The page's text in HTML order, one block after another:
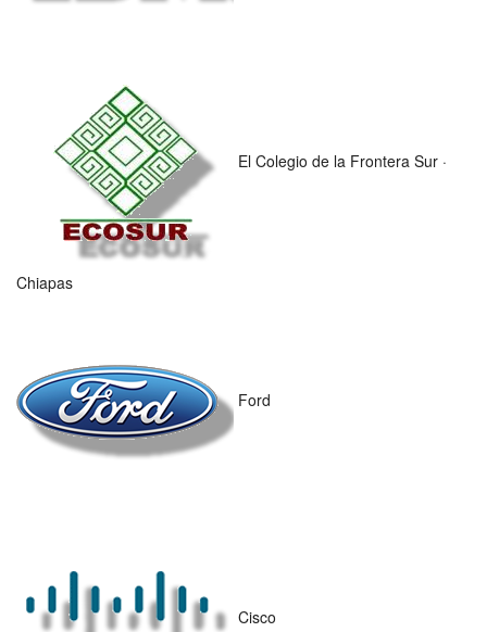
El Colegio de la Frontera Sur ·
Chiapas
Ford
Cisco